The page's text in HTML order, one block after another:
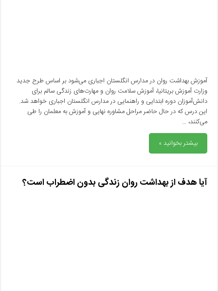
آموزش بهداشت روان در مدارس انگلستان اجباری می‌شود بر اساس طرح جدید
وزارت آموزش بریتانیا، آموزش سلامت روان و مهارت‌های زندگی سالم برای
دانش‌آموزان دوره ابتدایی و راهنمایی در مدارس انگلستان اجباری خواهد شد.
این درس‌ که در حال حاضر مراحل مشاوره نهایی و آموزش به معلمان را طی
می‌کنند، …
بیشتر بخوانید »
آیا هدف از بهداشت روان زندگی بدون اضطراب است؟